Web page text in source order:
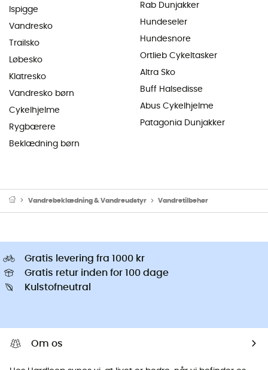
Ispigge
Vandresko
Trailsko
Løbesko
Klatresko
Vandresko børn
Cykelhjelme
Rygbærere
Beklædning børn
Rab Dunjakker
Hundeseler
Hundesnore
Ortlieb Cykeltasker
Altra Sko
Buff Halsedisse
Abus Cykelhjelme
Patagonia Dunjakker
Vandrebeklædning & Vandreudstyr Vandretilbehør
Gratis levering fra 1000 kr
Gratis retur inden for 100 dage
Kulstofneutral
Om os